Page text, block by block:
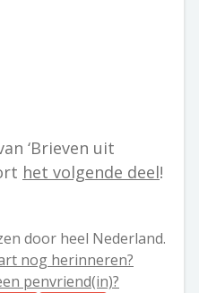
‘Brieven uit
het volgende deel!
door heel Nederland.
nog herinneren?
penvriend(in)?